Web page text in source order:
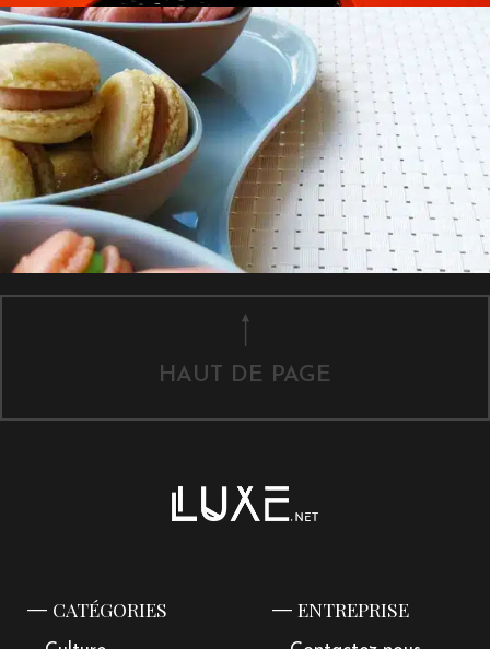
HAUT DE PAGE
CATÉGORIES ENTREPRISE